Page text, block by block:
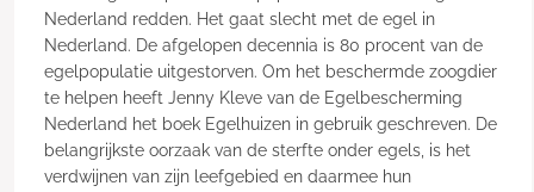
Nederland redden. Het gaat slecht met de egel in
Nederland. De afgelopen decennia is 80 procent van de
egelpopulatie uitgestorven. Om het beschermde zoogdier
te helpen heeft Jenny Kleve van de Egelbescherming
Nederland het boek Egelhuizen in gebruik geschreven. De
belangrijkste oorzaak van de sterfte onder egels, is het
verdwijnen van zijn leefgebied en daarmee hun